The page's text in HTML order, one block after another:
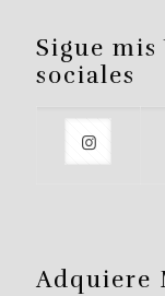
Sigue mis
sociales
Adquiere